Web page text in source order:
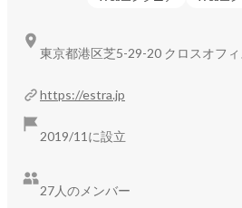
https://estra.jp
2019/11に設立
27人のメンバー
東京都港区芝5-29-20 クロスオフ